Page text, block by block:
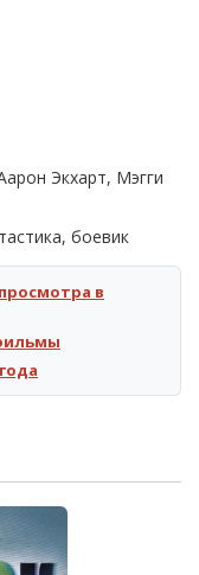
Экхарт, Мэгги
боевик
в